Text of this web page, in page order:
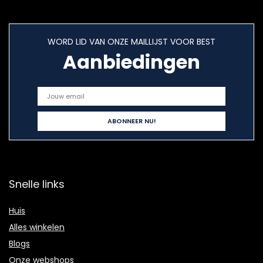
WORD LID VAN ONZE MAILLIJST VOOR BEST
Aanbiedingen
Snelle links
Huis
Alles winkelen
Blogs
Onze webshops